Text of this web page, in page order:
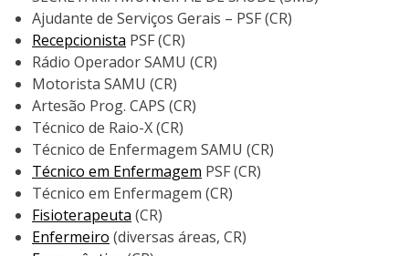
Ajudante de Serviços Gerais – PSF (CR)
Recepcionista PSF (CR)
Rádio Operador SAMU (CR)
Motorista SAMU (CR)
Artesão Prog. CAPS (CR)
Técnico de Raio-X (CR)
Técnico de Enfermagem SAMU (CR)
Técnico em Enfermagem PSF (CR)
Técnico em Enfermagem (CR)
Fisioterapeuta (CR)
Enfermeiro (diversas áreas, CR)